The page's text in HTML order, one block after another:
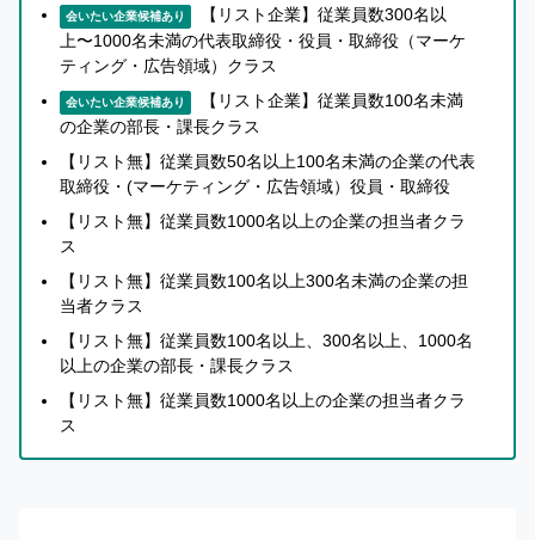
会いたい企業候補あり
【リスト企業】従業員数300名以
上〜1000名未満の代表取締役・役員・取締役（マーケ
ティング・広告領域）クラス
会いたい企業候補あり
【リスト企業】従業員数100名未満
の企業の部長・課長クラス
【リスト無】従業員数50名以上100名未満の企業の代表
取締役・(マーケティング・広告領域）役員・取締役
【リスト無】従業員数1000名以上の企業の担当者クラ
ス
【リスト無】従業員数100名以上300名未満の企業の担
当者クラス
【リスト無】従業員数100名以上、300名以上、1000名
以上の企業の部長・課長クラス
【リスト無】従業員数1000名以上の企業の担当者クラ
ス
へ